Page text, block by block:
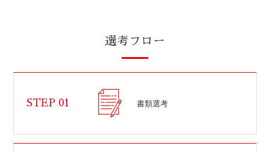
選考フロー
STEP 01 書類選考